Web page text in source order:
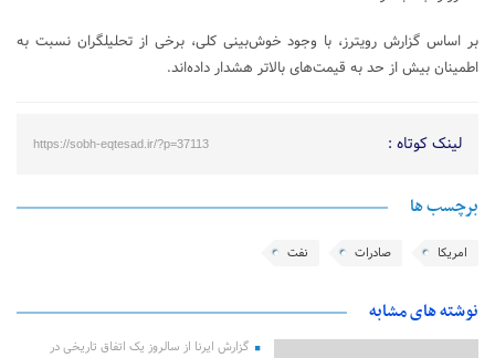
بر اساس گزارش رویترز، با وجود خوش‌بینی کلی، برخی از تحلیلگران نسبت به
اطمینان بیش از حد به قیمت‌های بالاتر هشدار داده‌اند.
لینک کوتاه : https://sobh-eqtesad.ir/?p=37113
برچسب ها
امریکا صادرات نفت
نوشته های مشابه
گزارش ایرنا از سالروز یک اتفاق تاریخی در